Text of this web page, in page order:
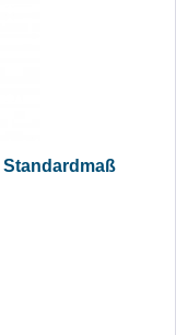
Standardmaß